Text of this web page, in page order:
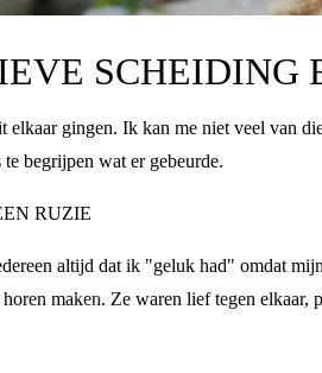
SCHEIDING
elkaar gingen. Ik kan me niet veel van
begrijpen wat er gebeurde.
RUZIE
altijd dat ik "geluk had" omdat
maken. Ze waren lief tegen elkaar,